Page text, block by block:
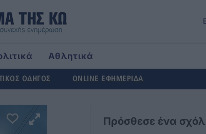
Αθλητικά
ΟΔΗΓΟΣ ONLINE ΕΦΗΜΕΡΙΔΑ
Πρόσθεσε ένα